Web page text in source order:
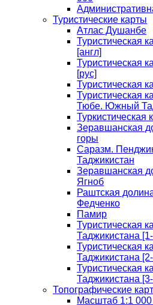
Туристические карты
Атлас Душанбе
Туристическая
[англ]
Туристическая
[рус]
Туристическая
Туристическая
Тюбе. Южный
Туркистическая
Зеравшанская
горы
Саразм.
Таджикистан
Зеравшанская
Ягноб
Раштская
Федченко
Памир
Туристическая
Таджикистана
Туристическая
Таджикистана
Туристическая
Таджикистана
Топографические
Масштаб 1:1